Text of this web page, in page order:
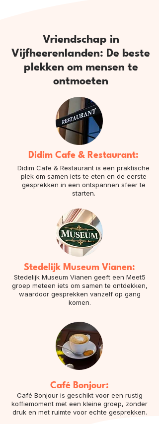
Vriendschap in
Vijfheerenlanden: De beste
plekken om mensen te
ontmoeten
Didim Cafe & Restaurant:
Didim Cafe & Restaurant is een praktische
plek om samen iets te eten en de eerste
gesprekken in een ontspannen sfeer te
starten.
Stedelijk Museum Vianen:
Stedelijk Museum Vianen geeft een Meet5
groep meteen iets om samen te ontdekken,
waardoor gesprekken vanzelf op gang
komen.
Café Bonjour:
Café Bonjour is geschikt voor een rustig
koffiemoment met een kleine groep, zonder
druk en met ruimte voor echte gesprekken.